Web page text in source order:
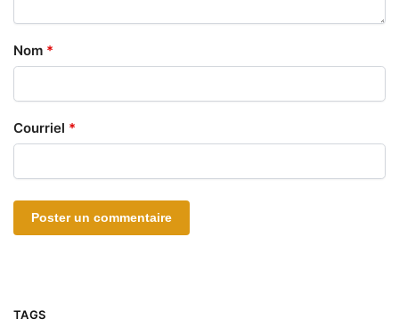
Nom *
Courriel *
TAGS